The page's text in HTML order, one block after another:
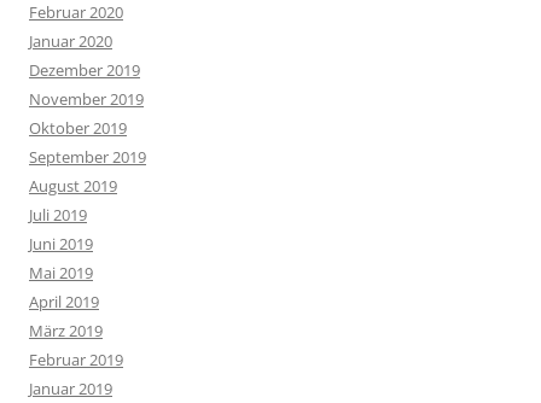
Februar 2020
Januar 2020
Dezember 2019
November 2019
Oktober 2019
September 2019
August 2019
Juli 2019
Juni 2019
Mai 2019
April 2019
März 2019
Februar 2019
Januar 2019